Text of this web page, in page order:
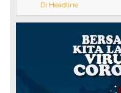
Di Headline